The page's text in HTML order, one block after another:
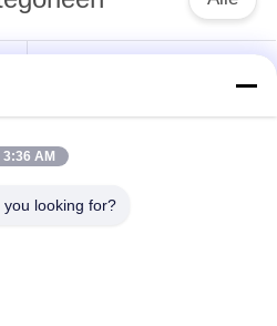
De Antenne van het
3:36 AM
looking for?